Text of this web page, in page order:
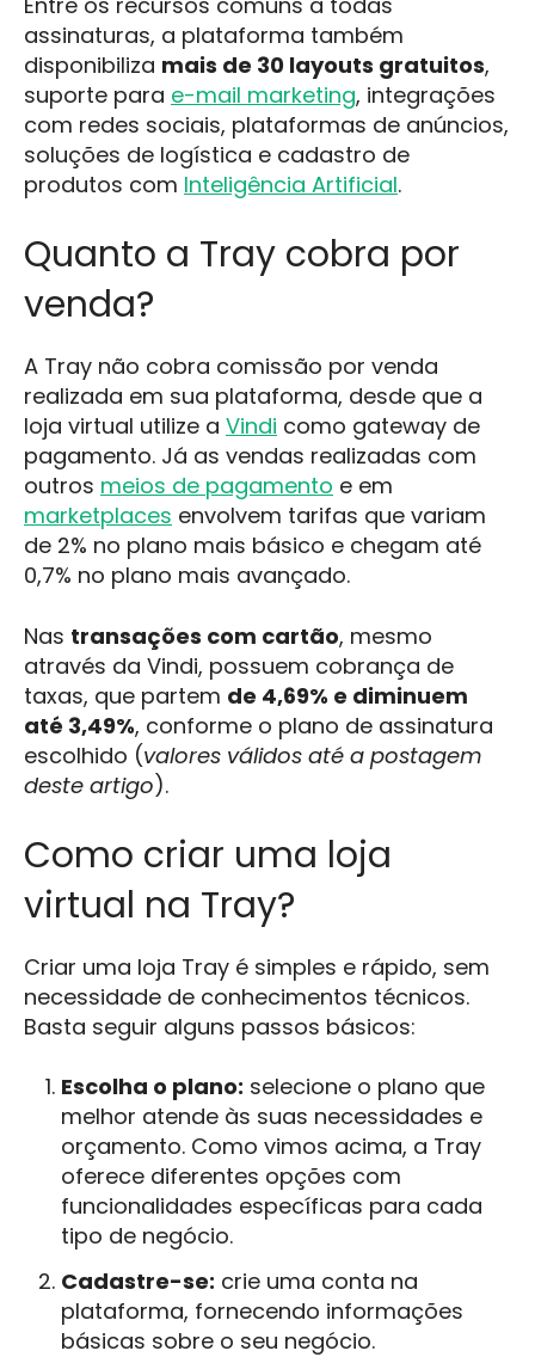
assinaturas, a plataforma também
disponibiliza mais de 30 layouts gratuitos,
suporte para e-mail marketing, integrações
com redes sociais, plataformas de anúncios,
soluções de logística e cadastro de
produtos com Inteligência Artificial.
Quanto a Tray cobra por
venda?
A Tray não cobra comissão por venda
realizada em sua plataforma, desde que a
loja virtual utilize a Vindi como gateway de
pagamento. Já as vendas realizadas com
outros meios de pagamento e em
marketplaces envolvem tarifas que variam
de 2% no plano mais básico e chegam até
0,7% no plano mais avançado.
Nas transações com cartão, mesmo
através da Vindi, possuem cobrança de
taxas, que partem de 4,69% e diminuem
até 3,49%, conforme o plano de assinatura
escolhido (valores válidos até a postagem
deste artigo).
Como criar uma loja
virtual na Tray?
Criar uma loja Tray é simples e rápido, sem
necessidade de conhecimentos técnicos.
Basta seguir alguns passos básicos:
Escolha o plano: selecione o plano que
melhor atende às suas necessidades e
orçamento. Como vimos acima, a Tray
oferece diferentes opções com
funcionalidades específicas para cada
tipo de negócio.
Cadastre-se: crie uma conta na
plataforma, fornecendo informações
básicas sobre o seu negócio.